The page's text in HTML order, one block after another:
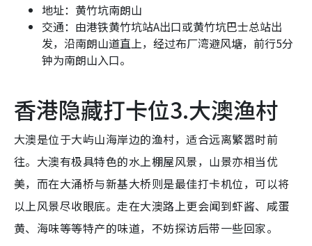
地址：黄竹坑南朗山
交通：由港铁黄竹坑站A出口或黄竹坑巴士总站出
发，沿南朗山道直上，经过布厂湾避风塘，前行5分
钟为南朗山入口。
香港隐藏打卡位3.大澳渔村
大澳是位于大屿山海岸边的渔村，适合远离繁嚣时前
往。大澳有极具特色的水上棚屋风景，山景亦相当优
美，而在大涌桥与新基大桥则是最佳打卡机位，可以将
以上风景尽收眼底。走在大澳路上更会闻到虾酱、咸蛋
黄、海味等等特产的味道，不妨探访后带一些回家。